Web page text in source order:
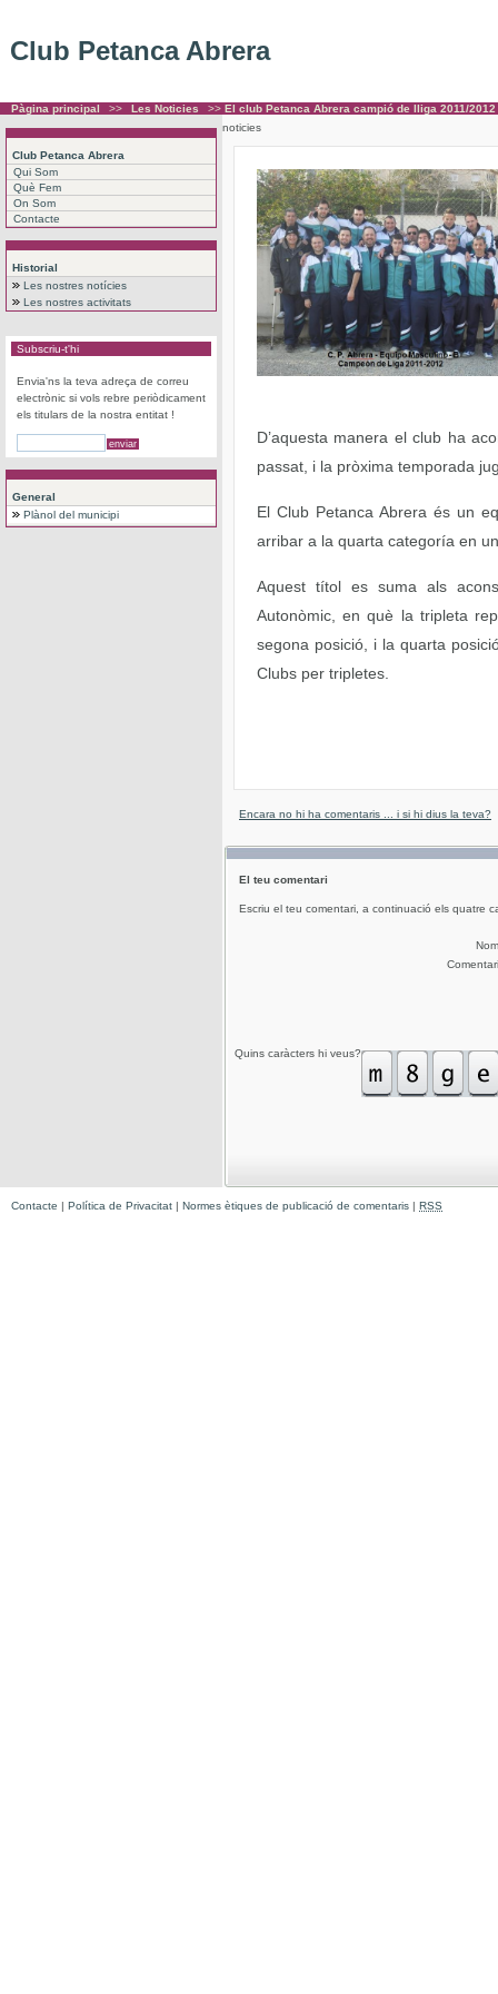
Club Petanca Abrera
Pàgina principal >> Les Noticies >> El club Petanca Abrera campió de lliga 2011/2012
Club Petanca Abrera
Qui Som
Què Fem
On Som
Contacte
Historial
Les nostres notícies
Les nostres activitats
Subscriu-t'hi
Envia'ns la teva adreça de correu
electrònic si vols rebre periòdicament
els titulars de la nostra entitat !
General
Plànol del municipi
noticies
D’aquesta manera el club ha
passat, i la pròxima temporada
El Club Petanca Abrera és un
arribar a la quarta categoría en
Aquest títol es suma als
Autonòmic, en què la tripleta
segona posició, i la quarta
Clubs per tripletes.
Encara no hi ha comentaris ... i si hi dius la teva?
El teu comentari
Escriu el teu comentari, a continuació els quatre
Nom
Comentari
Quins caràcters hi veus?
Contacte | Política de Privacitat | Normes ètiques de publicació de comentaris | RSS